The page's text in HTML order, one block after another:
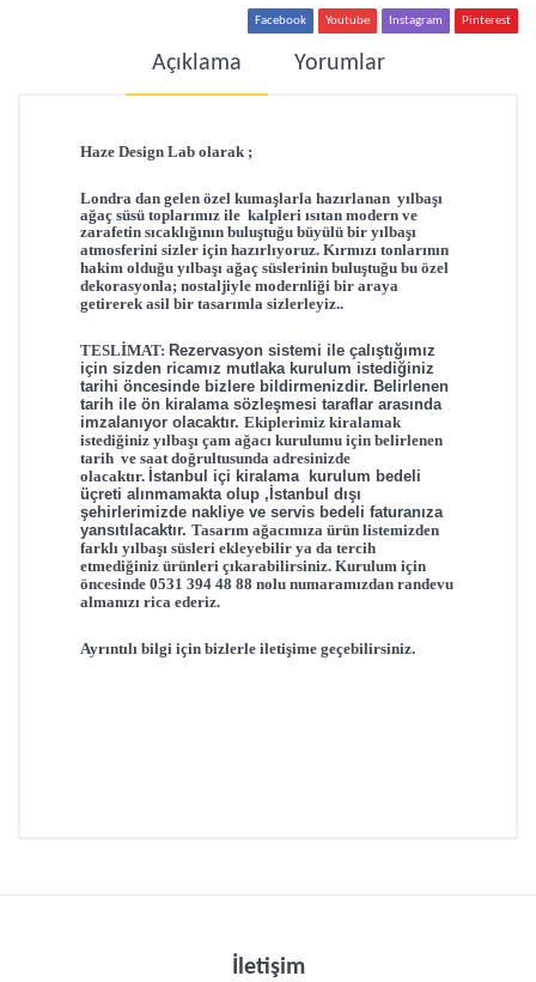
Facebook Youtube Instagram Pinterest
Açıklama Yorumlar
Haze Design Lab olarak ;
Londra dan gelen özel kumaşlarla hazırlanan yılbaşı
ağaç süsü toplarımız ile kalpleri ısıtan modern ve
zarafetin sıcaklığının buluştuğu büyülü bir yılbaşı
atmosferini sizler için hazırlıyoruz. Kırmızı tonlarının
hakim olduğu yılbaşı ağaç süslerinin buluştuğu bu özel
dekorasyonla; nostaljiyle modernliği bir araya
getirerek asil bir tasarımla sizlerleyiz..
TESLİMAT: Rezervasyon sistemi ile çalıştığımız
için sizden ricamız mutlaka kurulum istediğiniz
tarihi öncesinde bizlere bildirmenizdir. Belirlenen
tarih ile ön kiralama sözleşmesi taraflar arasında
imzalanıyor olacaktır. Ekiplerimiz kiralamak
istediğiniz yılbaşı çam ağacı kurulumu için belirlenen
tarih ve saat doğrultusunda adresinizde
olacaktır. İstanbul içi kiralama kurulum bedeli
üçreti alınmamakta olup ,İstanbul dışı
şehirlerimizde nakliye ve servis bedeli faturanıza
yansıtılacaktır. Tasarım ağacımıza ürün listemizden
farklı yılbaşı süsleri ekleyebilir ya da tercih
etmediğiniz ürünleri çıkarabilirsiniz. Kurulum için
öncesinde 0531 394 48 88 nolu numaramızdan randevu
almanızı rica ederiz.
Ayrıntılı bilgi için bizlerle iletişime geçebilirsiniz.
İletişim